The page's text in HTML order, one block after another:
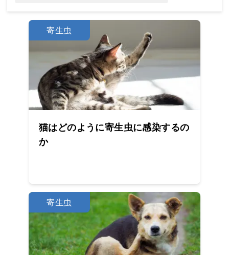
寄生虫
猫はどのように寄生虫に感染するの
か
寄生虫